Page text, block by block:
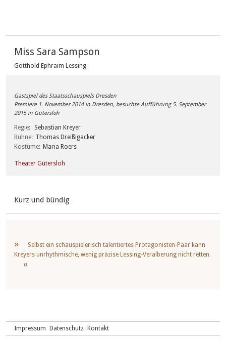
Miss Sara Sampson
Gotthold Ephraim Lessing
Gastspiel des Staatsschauspiels Dresden
Premiere 1. November 2014 in Dresden, besuchte Aufführung 5. September
2015 in Gütersloh
Regie
Sebastian Kreyer
Bühne
Thomas Dreißigacker
Kostüme Maria Roers
Theater Gütersloh
Kurz und bündig
Selbst ein schauspielerisch talentiertes Protagonisten-Paar kann
Kreyers unrhythmische, wenig präzise Lessing-Veralberung nicht retten.
Impressum Datenschutz Kontakt